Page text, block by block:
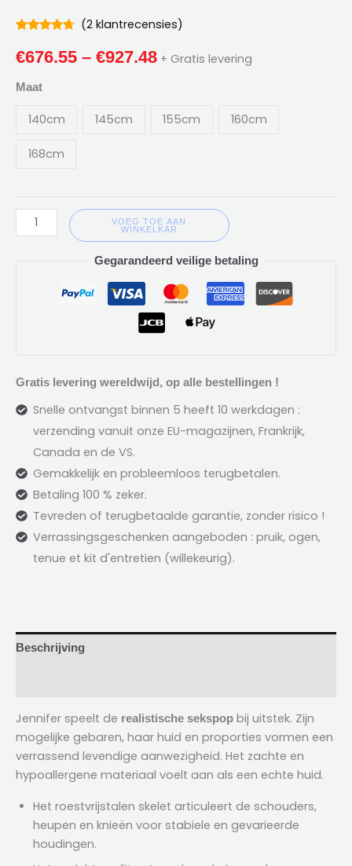
4.50uit 5
gebaseerd
klantbeoordelingen
(2klantrecensies)
€676.55 – €927.48 + Gratis levering
Maat
140cm 145cm 155cm 160cm
168cm
VOEG TOE AAN
WINKELKAR
Gegarandeerd veilige betaling
Gratis levering wereldwijd, op alle bestellingen !
Snelle ontvangst binnen 5 heeft 10 werkdagen :
verzending vanuit onze EU-magazijnen, Frankrijk,
Canada en de VS.
Gemakkelijk en probleemloos terugbetalen.
Betaling 100 % zeker.
Tevreden of terugbetaalde garantie, zonder risico !
Verrassingsgeschenken aangeboden : pruik, ogen,
tenue et kit d'entretien (willekeurig).
Beschrijving
Jennifer speelt de realistische sekspop bij uitstek. Zijn
mogelijke gebaren, haar huid en proporties vormen een
verrassend levendige aanwezigheid. Het zachte en
hypoallergene materiaal voelt aan als een echte huid.
Het roestvrijstalen skelet articuleert de schouders,
heupen en knieën voor stabiele en gevarieerde
houdingen.